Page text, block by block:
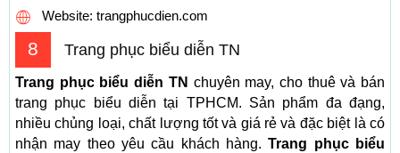
Website: trangphucdien.com
8 Trang phục biểu diễn TN
Trang phục biểu diễn TN chuyên may, cho thuê và bán
trang phục biểu diễn tại TPHCM. Sản phẩm đa đạng,
nhiều chủng loại, chất lượng tốt và giá rẻ và đặc biệt là có
nhận may theo yêu cầu khách hàng.Trang phục biểu